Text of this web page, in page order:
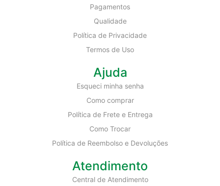
Pagamentos
Qualidade
Política de Privacidade
Termos de Uso
Ajuda
Esqueci minha senha
Como comprar
Política de Frete e Entrega
Como Trocar
Política de Reembolso e Devoluções
Atendimento
Central de Atendimento